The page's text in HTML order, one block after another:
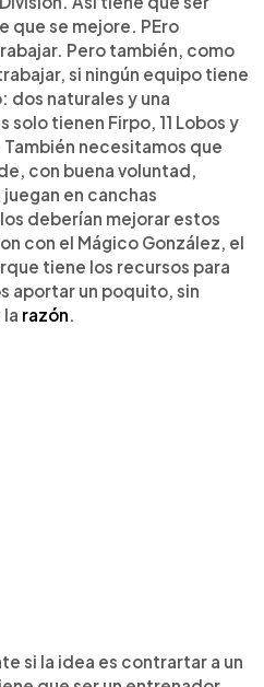
que se mejore. PEro
Pero también, como
si ningún equipo tiene
dos naturales y una
tienen Firpo, 11 Lobos y
necesitamos que
con buena voluntad,
en canchas
deberían mejorar estos
con el Mágico González, el
tiene los recursos para
aportar un poquito, sin
razón.
si la idea es contrartar a un